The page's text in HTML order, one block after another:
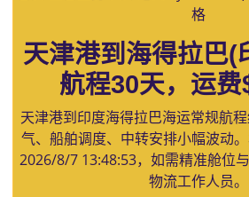
格
天津港到海得拉巴(
航程30天，运费
天津港到印度海得拉巴海运常规航
气、船舶调度、中转安排小幅波动
2026/8/7 13:48:53，如需精准舱位
物流工作人员。